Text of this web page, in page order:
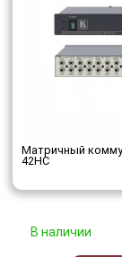
Матричный
42HC
В наличии